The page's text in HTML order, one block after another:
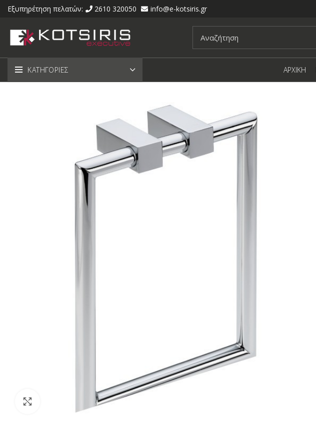
Εξυπηρέτηση πελατών: 2610 320050 info@e-kotsiris.gr
ΚΑΤΗΓΟΡΙΕΣ ΑΡΧΙΚΗ
Κάντε κλικ για μεγέθυνση